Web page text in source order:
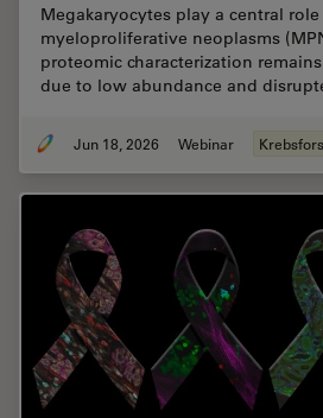
Megakaryocytes play a central
myeloproliferative neoplasms
proteomic characterization
due to low abundance and
Jun 18, 2026 Webinar